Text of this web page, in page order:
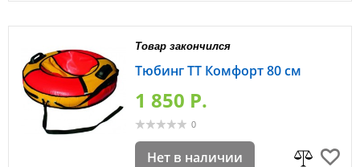
Товар закончился
Тюбинг ТТ Комфорт 80 см
1 850 P.
0
Нет в наличии